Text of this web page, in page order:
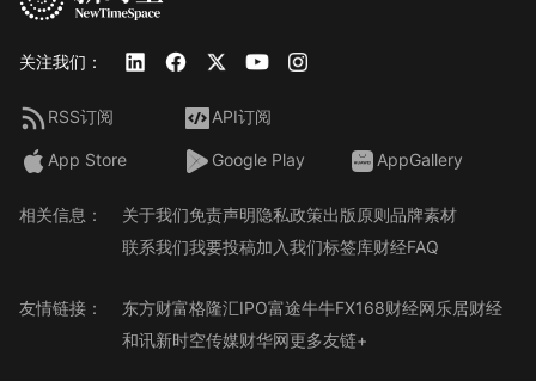
关注我们：
RSS订阅 API订阅
App Store Google Play AppGallery
相关信息： 关于我们免责声明隐私政策出版原则品牌素材
联系我们我要投稿加入我们标签库财经FAQ
友情链接： 东方财富格隆汇IPO富途牛牛FX168财经网乐居财经
和讯新时空传媒财华网更多友链+